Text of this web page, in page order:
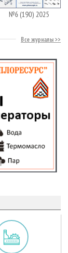
№6 (190) 2025
Все журналы